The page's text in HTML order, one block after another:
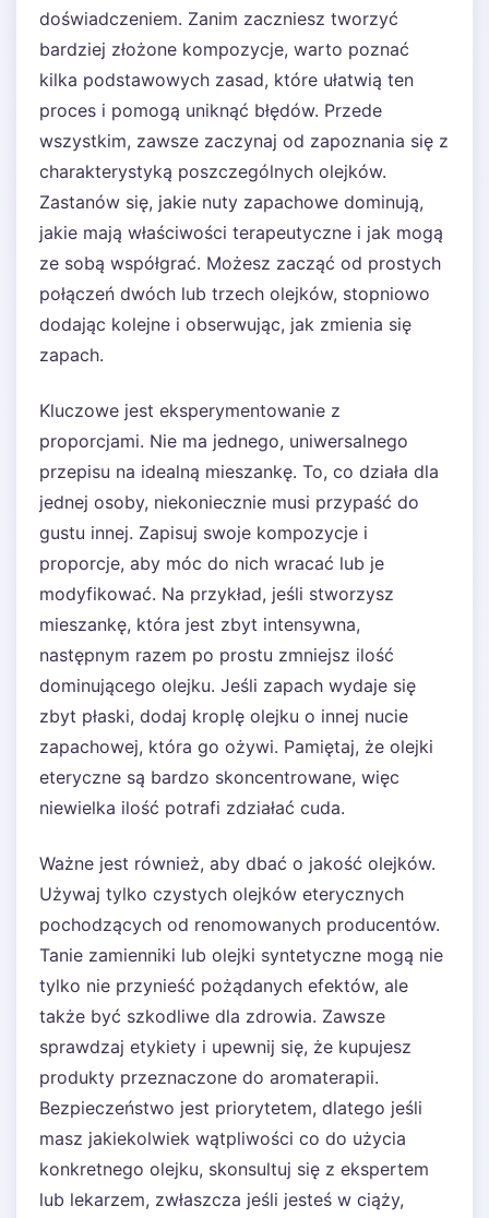
doświadczeniem. Zanim zaczniesz tworzyć
bardziej złożone kompozycje, warto poznać
kilka podstawowych zasad, które ułatwią ten
proces i pomogą uniknąć błędów. Przede
wszystkim, zawsze zaczynaj od zapoznania się z
charakterystyką poszczególnych olejków.
Zastanów się, jakie nuty zapachowe dominują,
jakie mają właściwości terapeutyczne i jak mogą
ze sobą współgrać. Możesz zacząć od prostych
połączeń dwóch lub trzech olejków, stopniowo
dodając kolejne i obserwując, jak zmienia się
zapach.
Kluczowe jest eksperymentowanie z
proporcjami. Nie ma jednego, uniwersalnego
przepisu na idealną mieszankę. To, co działa dla
jednej osoby, niekoniecznie musi przypaść do
gustu innej. Zapisuj swoje kompozycje i
proporcje, aby móc do nich wracać lub je
modyfikować. Na przykład, jeśli stworzysz
mieszankę, która jest zbyt intensywna,
następnym razem po prostu zmniejsz ilość
dominującego olejku. Jeśli zapach wydaje się
zbyt płaski, dodaj kroplę olejku o innej nucie
zapachowej, która go ożywi. Pamiętaj, że olejki
eteryczne są bardzo skoncentrowane, więc
niewielka ilość potrafi zdziałać cuda.
Ważne jest również, aby dbać o jakość olejków.
Używaj tylko czystych olejków eterycznych
pochodzących od renomowanych producentów.
Tanie zamienniki lub olejki syntetyczne mogą nie
tylko nie przynieść pożądanych efektów, ale
także być szkodliwe dla zdrowia. Zawsze
sprawdzaj etykiety i upewnij się, że kupujesz
produkty przeznaczone do aromaterapii.
Bezpieczeństwo jest priorytetem, dlatego jeśli
masz jakiekolwiek wątpliwości co do użycia
konkretnego olejku, skonsultuj się z ekspertem
lub lekarzem, zwłaszcza jeśli jesteś w ciąży,